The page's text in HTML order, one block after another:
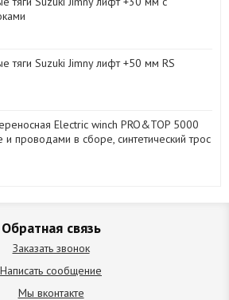
тяги Suzuki Jimny лифт +50 мм RS
Electric winch PRO&TOP 5000
проводами в сборе, синтетический трос
Обратная связь
Заказать звонок
Написать сообщение
Мы вконтакте